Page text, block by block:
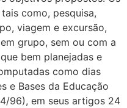
como, pesquisa,
viagem e excursão,
grupo, sem ou com a
bem planejadas e
como dias
e Bases da Educação
96), em seus artigos 24